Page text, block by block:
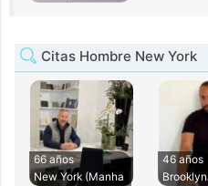
Citas Hombre New York
66 años
New York (Manha
46 años
Brooklyn